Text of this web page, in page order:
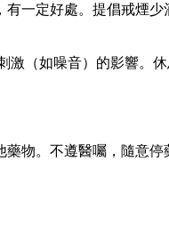
一定好處。提倡戒煙少
（如噪音）的影響。
物。不遵醫囑，隨意停